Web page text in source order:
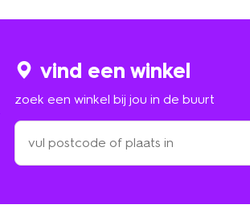
vind een winkel
zoek een winkel bij jou in de buurt
zoek
een
winkel
in